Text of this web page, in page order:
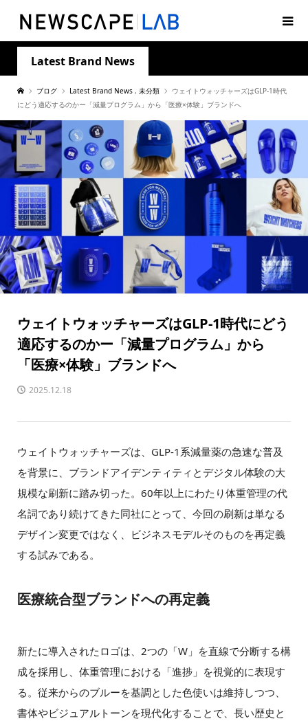
Latest Brand News
ブログ Latest Brand News , 未分類
ウェイトウォッチャーズはGLP-1時代
にどう適応するのかー「減量プログラム」から「医療×体験」ブランドへ
ウェイトウォッチャーズはGLP-1時代にどう
適応するのかー「減量プログラム」から
「医療×体験」ブランドへ
2025.12.18
ウェイトウォッチャーズは、GLP-1系減量薬の急速な普及
を背景に、ブランドアイデンティティとデジタル体験の大
規模な刷新に踏み切った。60年以上にわたり体重管理の代
名詞であり続けてきた同社にとって、今回の刷新は単なる
デザイン変更ではなく、ビジネスモデルそのものを再定義
する試みである。
医療統合型ブランドへの再定義
新たに導入されたロゴは、2つの「W」を直線で分断する構
成を採用し、体重管理における「進捗」を視覚的に表現す
る。従来からのブルーを基調とした色使いは維持しつつ、
書体やビジュアルトーンを現代化することで、長い歴史と